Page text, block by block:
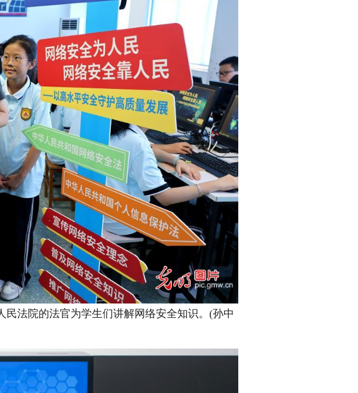
法院的法官为学生们讲解网络安全知识。(孙中